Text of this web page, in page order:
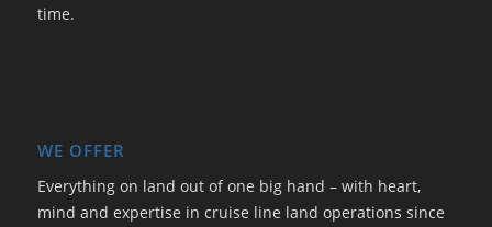
time.
WE OFFER
Everything on land out of one big hand – with heart,
mind and expertise in cruise line land operations since